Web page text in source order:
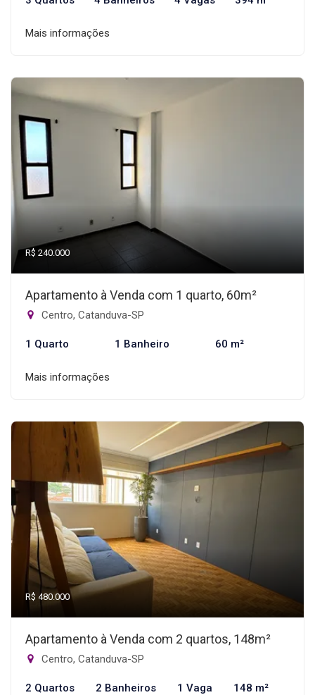
Mais informações
R$ 240.000
Apartamento à Venda com 1 quarto, 60m²
Centro, Catanduva-SP
1 Quarto 1 Banheiro 60 m²
Mais informações
R$ 480.000
Apartamento à Venda com 2 quartos, 148m²
Centro, Catanduva-SP
2 Quartos 2 Banheiros 1 Vaga 148 m²